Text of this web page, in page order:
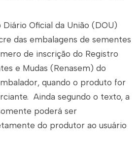
Diário Oficial da União (DOU)
das embalagens de sementes
de inscrição do Registro
e Mudas (Renasem) do
quando o produto for
Ainda segundo o texto, a
poderá ser
do produtor ao usuário